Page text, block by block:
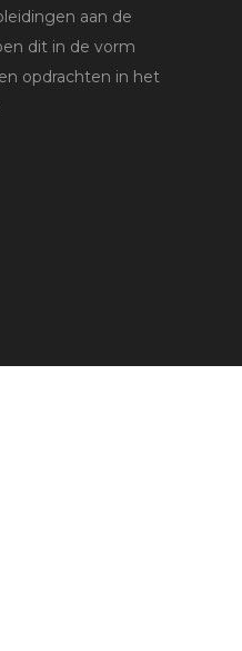
aan de
dit in de vorm
opdrachten in het